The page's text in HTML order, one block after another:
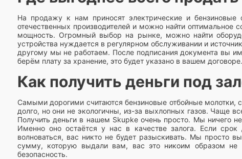
На продажу к нам приносят электрические и бензиновые
отечественных производителей и можно найти
мощность. Огромный выбор на рынке, можно найти
устройства нуждается в регулярном обслуживании и
другому мы не работаем. После подписания документа вы
берём плату за хранение, это будет указано в вашем договоре.
Как получить деньги под
Самыми дорогими считаются бензиновые отбойные молотки,
долго, но они не экологичны, из-за выхлопных газов. Чаще
Получить деньги в нашем Skupke очень просто. Мы ничего
Именно оно остаётся у нас в качестве залога. Если
волноваться, вас никто не будет разыскивать. Мы просто
сумму, которую выдали вам, вас это никоим образом не
безопасность.